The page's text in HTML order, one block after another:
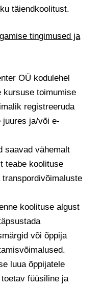
täiendkoolitust.
tingimused ja
OÜ kodulehel
kursuse toimumise
registreeruda
juures ja/või e-
saavad vähemalt
teabe koolituse
koolituse algust
või õppija
luua õppijatele
füüsiline ja